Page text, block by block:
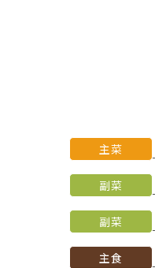
主菜
副菜
副菜
主食